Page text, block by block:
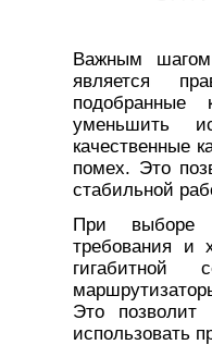
Важным шагом
является
уменьшить
качественные
помех. Это
стабильной
При выборе
требования и
гигабитной
Это позволит
использовать